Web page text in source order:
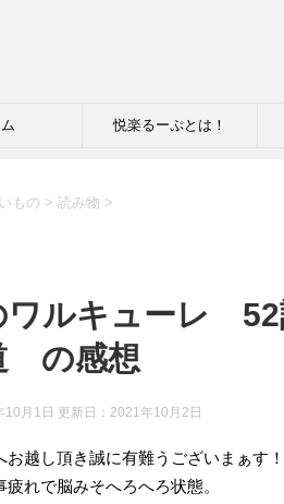
悦楽るーぷとは！
もの > 読み物 >
ワルキューレ
の感想
月1日 更新日： 2021年10月2日
お越し頂き誠に有難うございまぁす！
れで脳みそへろへろ状態。